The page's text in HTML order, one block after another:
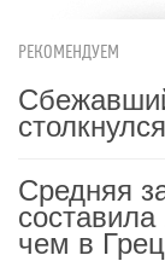
РЕКОМЕНДУЕМ
Средняя
чем в